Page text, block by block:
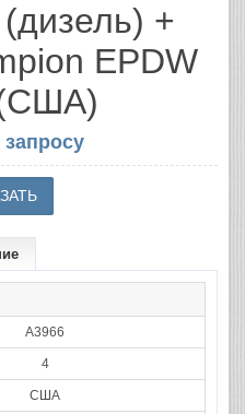
+
EPDW
A3966
4
США